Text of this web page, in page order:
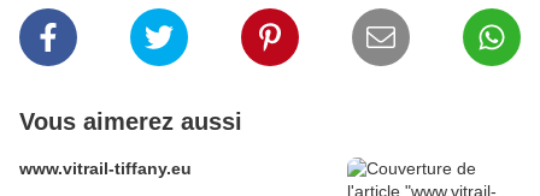
Vous aimerez aussi
www.vitrail-tiffany.eu